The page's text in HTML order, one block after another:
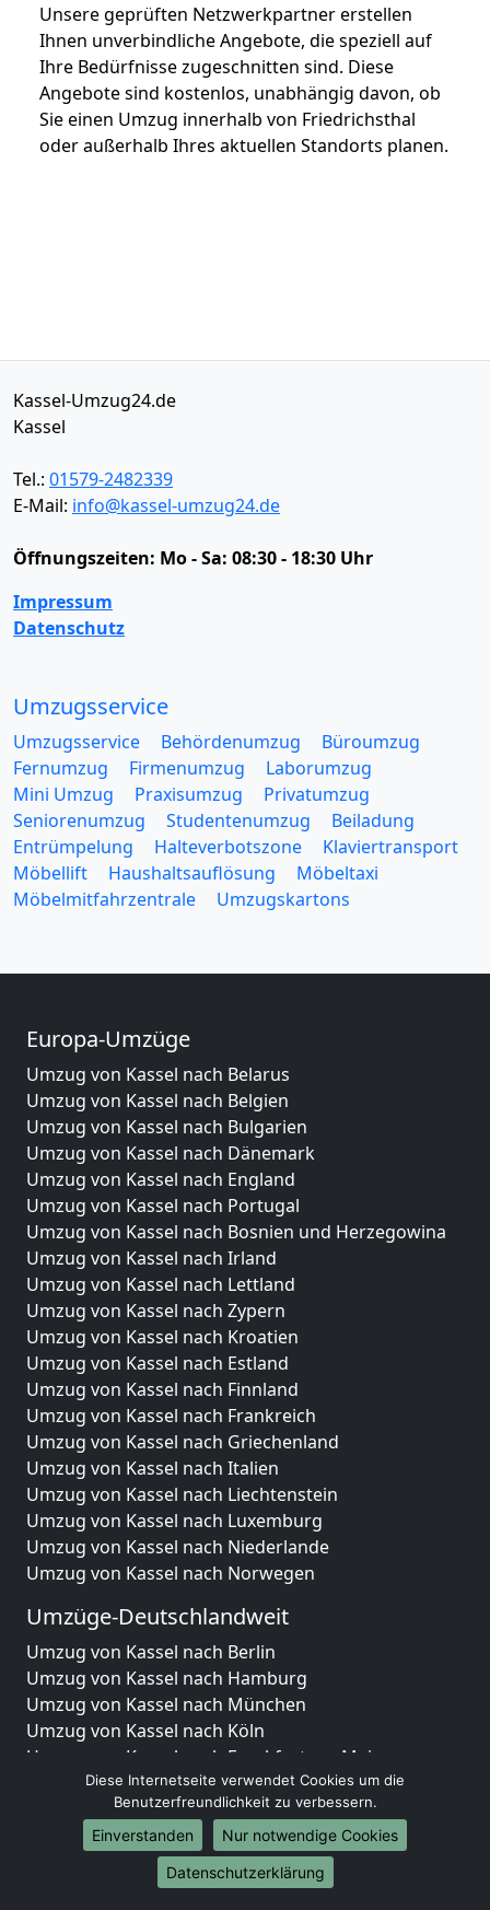
Unsere geprüften Netzwerkpartner erstellen
Ihnen unverbindliche Angebote, die speziell auf
Ihre Bedürfnisse zugeschnitten sind. Diese
Angebote sind kostenlos, unabhängig davon, ob
Sie einen Umzug innerhalb von Friedrichsthal
oder außerhalb Ihres aktuellen Standorts planen.
Kassel-Umzug24.de
Kassel
Tel.: 01579-2482339
E-Mail: info@kassel-umzug24.de
Öffnungszeiten: Mo - Sa: 08:30 - 18:30 Uhr
Impressum
Datenschutz
Umzugsservice
Umzugsservice Behördenumzug
Büroumzug
Fernumzug
Firmenumzug
Laborumzug
Mini Umzug
Praxisumzug
Privatumzug
Seniorenumzug
Studentenumzug
Beiladung
Entrümpelung
Halteverbotszone
Klaviertransport
Möbellift
Haushaltsauflösung
Möbeltaxi
Möbelmitfahrzentrale
Umzugskartons
Europa-Umzüge
Umzug von Kassel nach Belarus
Umzug von Kassel nach Belgien
Umzug von Kassel nach Bulgarien
Umzug von Kassel nach Dänemark
Umzug von Kassel nach England
Umzug von Kassel nach Portugal
Umzug von Kassel nach Bosnien und Herzegowina
Umzug von Kassel nach Irland
Umzug von Kassel nach Lettland
Umzug von Kassel nach Zypern
Umzug von Kassel nach Kroatien
Umzug von Kassel nach Estland
Umzug von Kassel nach Finnland
Umzug von Kassel nach Frankreich
Umzug von Kassel nach Griechenland
Umzug von Kassel nach Italien
Umzug von Kassel nach Liechtenstein
Umzug von Kassel nach Luxemburg
Umzug von Kassel nach Niederlande
Umzug von Kassel nach Norwegen
Umzüge-Deutschlandweit
Umzug von Kassel nach Berlin
Umzug von Kassel nach Hamburg
Umzug von Kassel nach München
Umzug von Kassel nach Köln
Umzug von Kassel nach Frankfurt am Main
Umzug von Kassel nach Stuttgart
Umzug von Kassel nach Düsseldorf
Umzug von Kassel nach Leipzig
Umzug von Kassel nach Dortmund
Umzug von Kassel nach Essen
Diese Internetseite verwendet Cookies um die
Benutzerfreundlichkeit zu verbessern.
Einverstanden
Nur notwendige Cookies
Datenschutzerklärung